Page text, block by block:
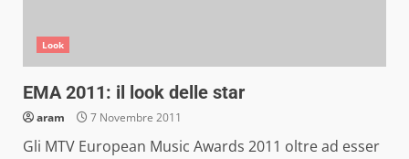
Look
EMA 2011: il look delle star
aram 7 Novembre 2011
Gli MTV European Music Awards 2011 oltre ad esser